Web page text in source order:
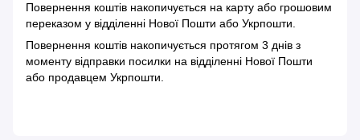
Повернення коштів накопичується на карту або грошовим
переказом у відділенні Нової Пошти або Укрпошти.
Повернення коштів накопичується протягом 3 днів з
моменту відправки посилки на відділенні Нової Пошти
або продавцем Укрпошти.